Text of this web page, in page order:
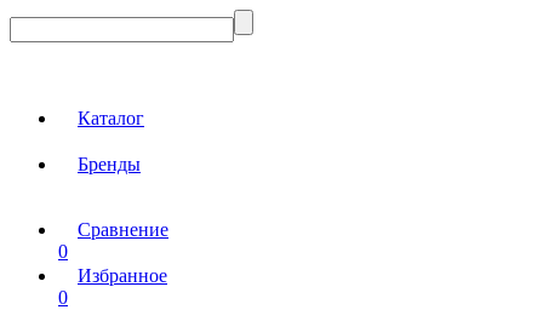
Каталог
Бренды
Сравнение
0
Избранное
0